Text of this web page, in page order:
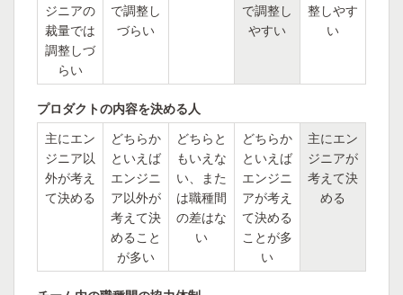
ジニアの
裁量では
調整しづ
らい
で調整し
づらい
で調整し
やすい
整しやす
い
プロダクトの内容を決める人
主にエン
ジニア以
外が考え
て決める
どちらか
といえば
エンジニ
ア以外が
考えて決
めること
が多い
どちらと
もいえな
い、また
は職種間
の差はな
い
どちらか
といえば
エンジニ
アが考え
て決める
ことが多
い
主にエン
ジニアが
考えて決
める